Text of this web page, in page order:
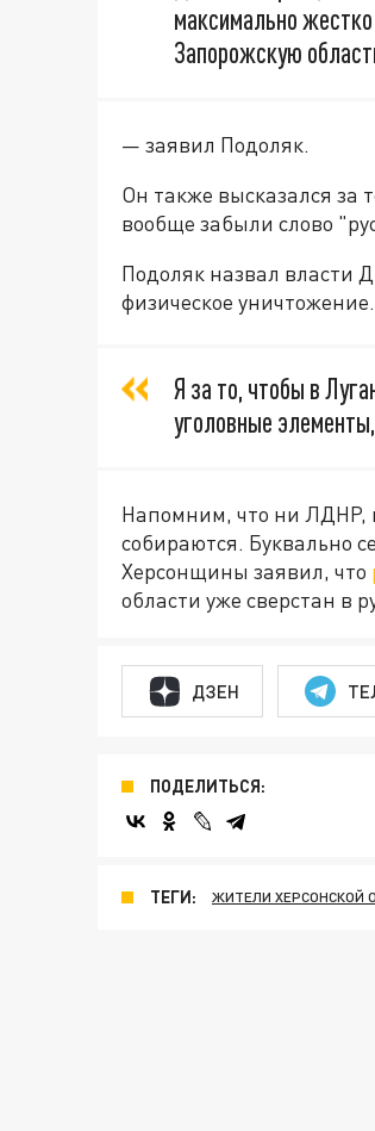
максимально
Запорожскую
— заявил Подоляк.
Он также высказался за
вообще забыли слово
Подоляк назвал власти
физическое уничтожение.
Я за то, чтобы в
уголовные
Напомним, что ни ЛДНР,
собираются. Буквально
Херсонщины заявил, что
области уже сверстан в
ДЗЕН
ПОДЕЛИТЬСЯ:
ТЕГИ: ЖИТЕЛИ ХЕРСОНСКОЙ